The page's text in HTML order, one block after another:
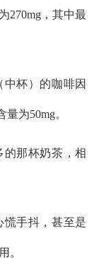
270mg，其中最
杯）的咖啡因
为50mg。
的那杯奶茶，相
慌手抖，甚至是
。